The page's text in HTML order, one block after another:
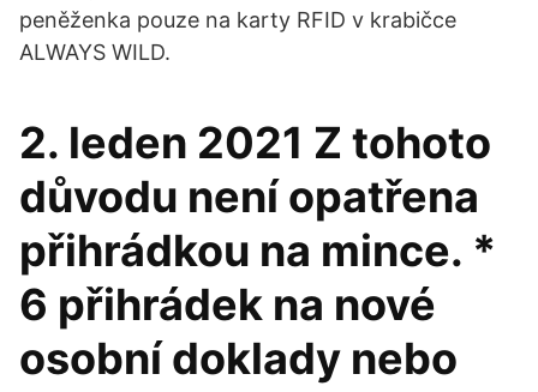
peněženka pouze na karty RFID v krabičce
ALWAYS WILD.
2. leden 2021 Z tohoto
důvodu není opatřena
přihrádkou na mince. *
6 přihrádek na nové
osobní doklady nebo